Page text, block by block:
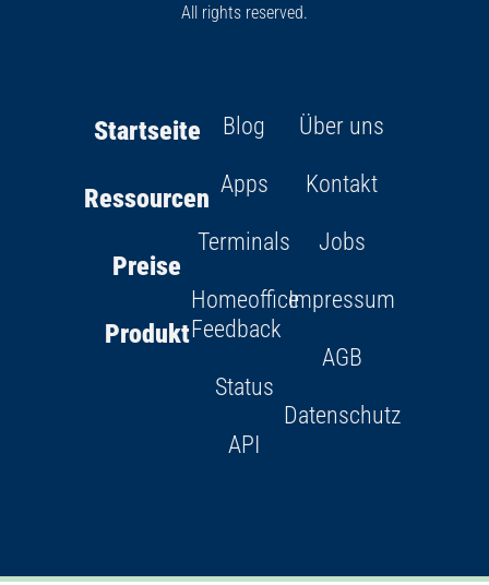
All rights reserved.
Startseite
Ressourcen
Preise
Produkt
Blog
Apps
Terminals
Homeoffice
Feedback
Status
API
Über uns
Kontakt
Jobs
Impressum
AGB
Datenschutz